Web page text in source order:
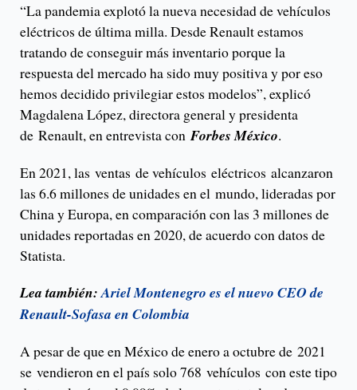
“La pandemia explotó la nueva necesidad de vehículos
eléctricos de última milla. Desde Renault estamos
tratando de conseguir más inventario porque la
respuesta del mercado ha sido muy positiva y por eso
hemos decidido privilegiar estos modelos”, explicó
Magdalena López, directora general y presidenta
de Renault, en entrevista conForbes México.
En 2021, las ventas de vehículos eléctricos alcanzaron
las 6.6 millones de unidades en el mundo, lideradas por
China y Europa, en comparación con las 3 millones de
unidades reportadas en 2020, de acuerdo con datos de
Statista.
Lea también:Ariel Montenegro es el nuevo CEO de
Renault-Sofasa en Colombia
A pesar de que en México de enero a octubre de 2021
se vendieron en el país solo 768 vehículos con este tipo